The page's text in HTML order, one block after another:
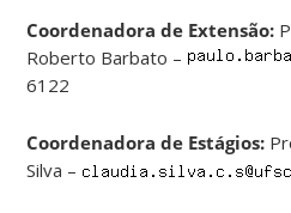
Coordenadora de Extensão:
Roberto Barbato –
6122
Coordenadora de Estágios:
Silva –